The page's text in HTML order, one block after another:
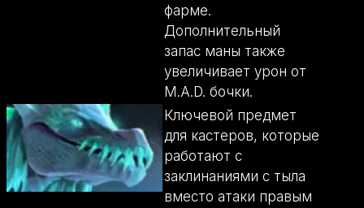
фарме.
Дополнительный
запас маны также
увеличивает урон от
M.A.D. бочки.
Ключевой предмет
для кастеров, которые
работают с
заклинаниями с тыла
вместо атаки правым